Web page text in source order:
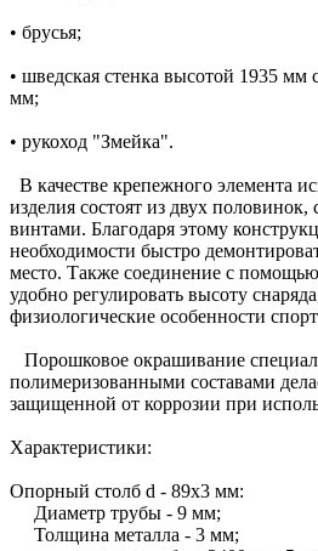
• брусья;
• шведская стенка высотой 1935 мм
мм;
• рукоход "Змейка".
В качестве крепежного элемента
изделия состоят из двух
винтами. Благодаря этому
необходимости быстро
место. Также соединение с
удобно регулировать высоту
физиологические особенности
Порошковое окрашивание
полимеризованными составами
защищенной от коррозии при
Характеристики:
Опорный столб d - 89х3 мм:
Диаметр трубы - 9 мм;
Толщина металла - 3 мм;